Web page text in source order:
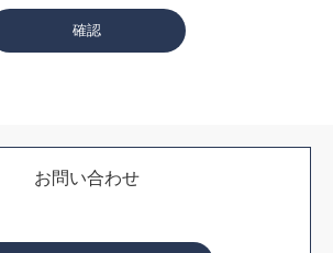
お問い合わせ